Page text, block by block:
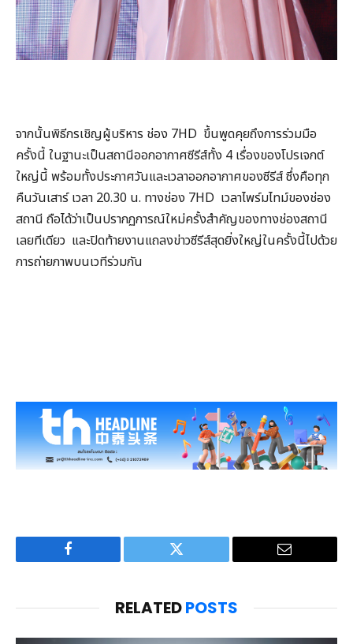
จากนั้นพิธีกรเชิญผู้บริหาร ช่อง 7HD ขึ้นพูดคุยถึงการร่วมมือ
ครั้งนี้ ในฐานะเป็นสถานีออกอากาศซีรีส์ทั้ง 4 เรื่องของโปรเจกต์
ใหญ่นี้ พร้อมทั้งประกาศวันและเวลาออกอากาศของซีรีส์ ซึ่งคือทุก
คืนวันเสาร์ เวลา 20.30 น. ทางช่อง 7HD เวลาไพร์มไทม์ของช่อง
สถานี ถือได้ว่าเป็นปรากฏการณ์ใหม่ครั้งสำคัญของทางช่องสถานี
เลยทีเดียว และปิดท้ายงานแถลงข่าวซีรีส์สุดยิ่งใหญ่ในครั้งนี้ไปด้วย
การถ่ายภาพบนเวทีร่วมกัน
Facebook Twitter Email
RELATEDPOSTS